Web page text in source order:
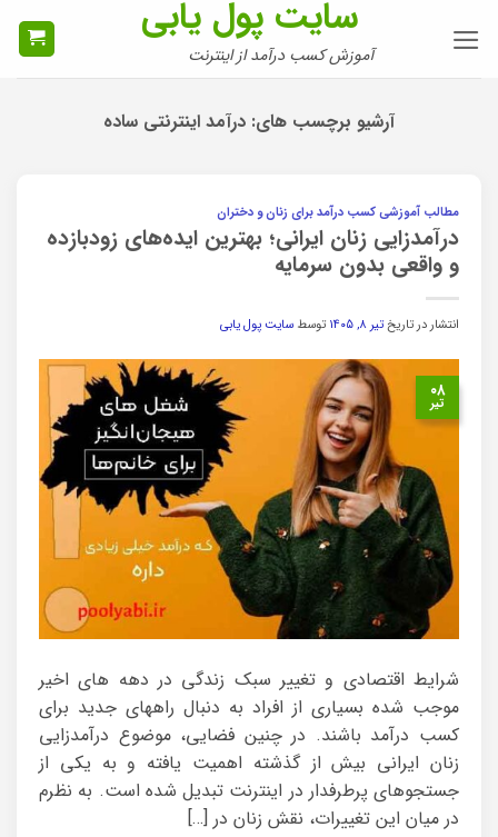
سایت پول یابی
آموزش کسب درآمد از اینترنت
آرشیو برچسب های: درآمد اینترنتی ساده
مطالب آموزشی کسب درآمد برای زنان و دختران
درآمدزایی زنان ایرانی؛ بهترین ایده‌های زودبازده
و واقعی بدون سرمایه
انتشار در تاریختیر ۸, ۱۴۰۵ توسط سایت پول یابی
۰۸
تیر
شرایط اقتصادی و تغییر سبک زندگی در دهه های اخیر
موجب شده بسیاری از افراد به دنبال راههای جدید برای
کسب درآمد باشند. در چنین فضایی، موضوع درآمدزایی
زنان ایرانی بیش از گذشته اهمیت یافته و به یکی از
جستجوهای پرطرفدار در اینترنت تبدیل شده است. به نظرم
در میان این تغییرات، نقش زنان در […]